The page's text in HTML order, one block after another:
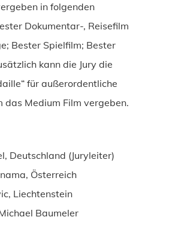
in folgenden
Dokumentar-, Reisefilm
Bester Spielfilm; Bester
kann die Jury die
für außerordentliche
das Medium Film vergeben.
Deutschland (Juryleiter)
Österreich
Liechtenstein
Baumeler